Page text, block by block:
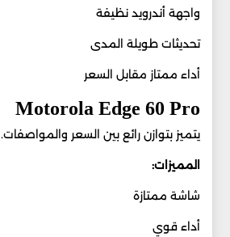
واجهة أندرويد نظيفة
تحديثات طويلة المدى
أداء ممتاز مقابل السعر
Motorola Edge 60 Pro
يتميز بتوازن رائع بين السعر والمواصفات.
المميزات:
شاشة ممتازة
أداء قوي